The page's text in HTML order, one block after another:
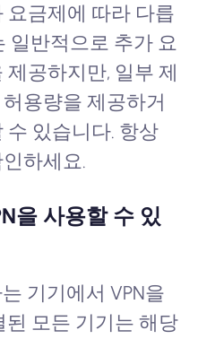
요금제에 따라 다릅
일반적으로 추가 요
공하지만, 일부 제
용량을 제공하거
수 있습니다. 항상
하세요.
을 사용할 수 있
기기에서 VPN을
된 모든 기기는 해당